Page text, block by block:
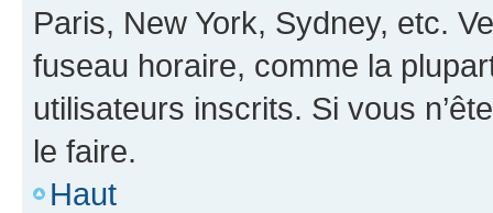
Paris, New York, Sydney, etc.
fuseau horaire, comme la
utilisateurs inscrits. Si vous
le faire.
Haut